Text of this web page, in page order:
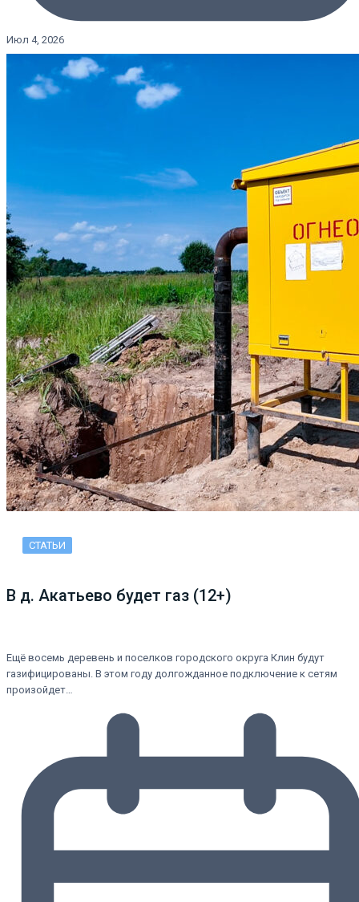
Июл 4, 2026
СТАТЬИ
В д. Акатьево будет газ (12+)
Ещё восемь деревень и поселков городского округа Клин будут
газифицированы. В этом году долгожданное подключение к сетям
произойдет…